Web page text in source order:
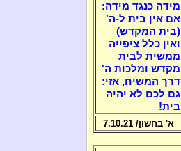
מידה כנגד מידה:
אם אין בית ל-ה'
(בית המקדש)
ואין כלל ציפייה
ממשית לבית
מקדש ומלכות ה'
דרך המשיח, אזי:
גם לכם לא יהיה
בית!
א' בחשון/ 7.10.21